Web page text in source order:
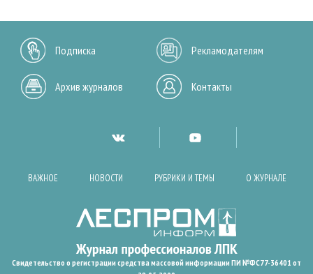
Подписка Рекламодателям
Архив журналов Контакты
ВАЖНОЕ НОВОСТИ РУБРИКИ И ТЕМЫ О ЖУРНАЛЕ
Свидетельство о регистрации средства массовой информации ПИ №ФС77-36401 от